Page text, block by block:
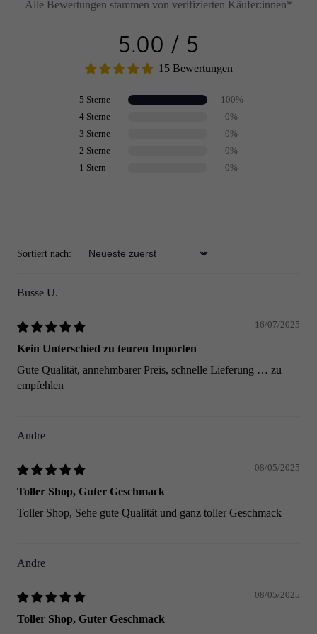
Alle Bewertungen stammen von verifizierten Käufer:innen*
5.00 / 5
15 Bewertungen
5 Sterne
100%
4 Sterne
0%
3 Sterne
0%
2 Sterne
0%
1 Stern
0%
Sortiert nach: Sort by
Busse U.
16/07/2025
Kein Unterschied zu teuren Importen
Gute Qualität, annehmbarer Preis, schnelle Lieferung … zu
empfehlen
Andre
08/05/2025
Toller Shop, Guter Geschmack
Toller Shop, Sehe gute Qualität und ganz toller Geschmack
Andre
08/05/2025
Toller Shop, Guter Geschmack